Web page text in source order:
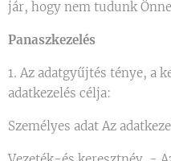
jár, hogy nem tudunk
Panaszkezelés
1. Az adatgyűjtés ténye, a
adatkezelés célja:
Személyes adat Az